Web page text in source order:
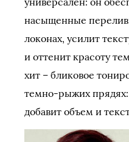
насыщенные
локонах, усилит
и оттенит красоту
хит – бликовое
темно-рыжих прядях:
добавит объем и